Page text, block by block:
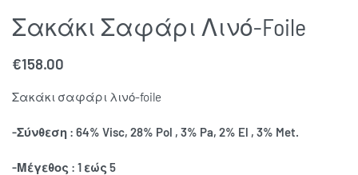
Σακάκι Σαφάρι Λινό-Foile
€158.00
Σακάκι σαφάρι λινό-foile
-Σύνθεση : 64% Visc, 28% Pol , 3% Pa, 2% El , 3% Met.
-Μέγεθος : 1 εώς 5